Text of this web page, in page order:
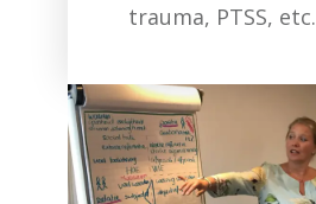
trauma, PTSS, etc.